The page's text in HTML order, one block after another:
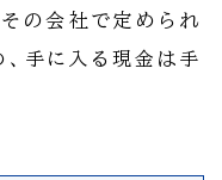
その会社で定められ
手に入る現金は手